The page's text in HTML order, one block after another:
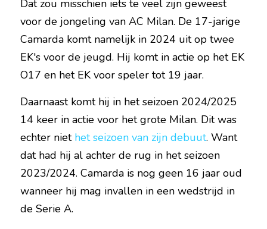
Dat zou misschien iets te veel zijn geweest
voor de jongeling van AC Milan. De 17-jarige
Camarda komt namelijk in 2024 uit op twee
EK's voor de jeugd. Hij komt in actie op het EK
O17 en het EK voor speler tot 19 jaar.
Daarnaast komt hij in het seizoen 2024/2025
14 keer in actie voor het grote Milan. Dit was
echter niet het seizoen van zijn debuut. Want
dat had hij al achter de rug in het seizoen
2023/2024. Camarda is nog geen 16 jaar oud
wanneer hij mag invallen in een wedstrijd in
de Serie A.